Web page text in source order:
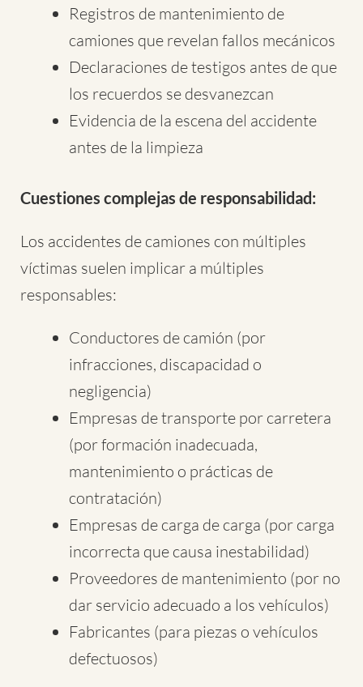
Registros de mantenimiento de
camiones que revelan fallos mecánicos
Declaraciones de testigos antes de que
los recuerdos se desvanezcan
Evidencia de la escena del accidente
antes de la limpieza
Cuestiones complejas de responsabilidad:
Los accidentes de camiones con múltiples
víctimas suelen implicar a múltiples
responsables:
Conductores de camión (por
infracciones, discapacidad o
negligencia)
Empresas de transporte por carretera
(por formación inadecuada,
mantenimiento o prácticas de
contratación)
Empresas de carga de carga (por carga
incorrecta que causa inestabilidad)
Proveedores de mantenimiento (por no
dar servicio adecuado a los vehículos)
Fabricantes (para piezas o vehículos
defectuosos)